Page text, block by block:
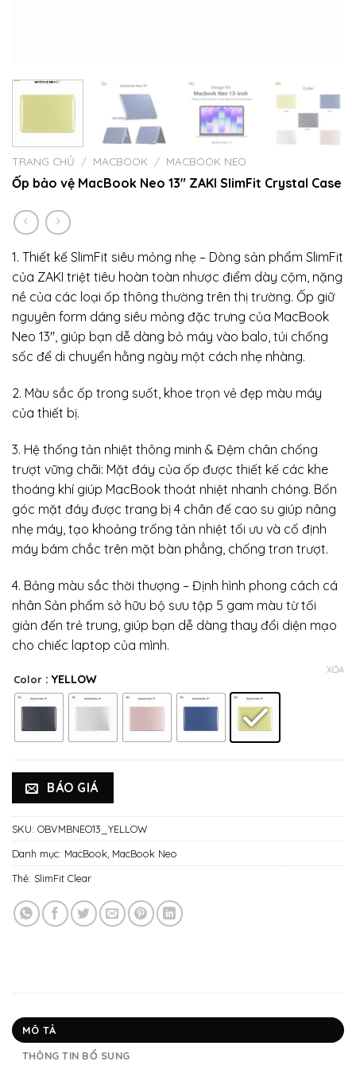
TRANG CHỦ / MACBOOK / MACBOOK NEO
Ốp bảo vệ MacBook Neo 13″ ZAKI SlimFit Crystal Case
1. Thiết kế SlimFit siêu mỏng nhẹ – Dòng sản phẩm SlimFit
của ZAKI triệt tiêu hoàn toàn nhược điểm dày cộm, nặng
nề của các loại ốp thông thường trên thị trường. Ốp giữ
nguyên form dáng siêu mỏng đặc trưng của MacBook
Neo 13″, giúp bạn dễ dàng bỏ máy vào balo, túi chống
sốc để di chuyển hằng ngày một cách nhẹ nhàng.
2. Màu sắc ốp trong suốt, khoe trọn vẻ đẹp màu máy
của thiết bị.
3. Hệ thống tản nhiệt thông minh & Đệm chân chống
trượt vững chãi: Mặt đáy của ốp được thiết kế các khe
thoáng khí giúp MacBook thoát nhiệt nhanh chóng. Bốn
góc mặt đáy được trang bị 4 chân đế cao su giúp nâng
nhẹ máy, tạo khoảng trống tản nhiệt tối ưu và cố định
máy bám chắc trên mặt bàn phẳng, chống trơn trượt.
4. Bảng màu sắc thời thượng – Định hình phong cách cá
nhân Sản phẩm sở hữu bộ sưu tập 5 gam màu từ tối
giản đến trẻ trung, giúp bạn dễ dàng thay đổi diện mạo
cho chiếc laptop của mình.
Color : YELLOW
XÓA
BÁO GIÁ
SKU: OBVMBNEO13_YELLOW
Danh mục: MacBook MacBook Neo
Thẻ: SlimFit Clear
MÔ TẢ
THÔNG TIN BỔ SUNG